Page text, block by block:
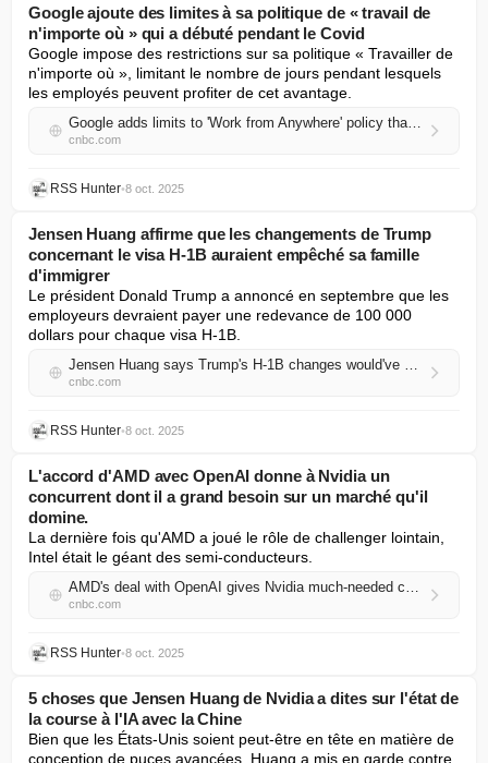
Google ajoute des limites à sa politique de « travail de
n'importe où » qui a débuté pendant le Covid
Google impose des restrictions sur sa politique « Travailler de
n'importe où », limitant le nombre de jours pendant lesquels
les employés peuvent profiter de cet avantage.
Google adds limits to 'Work from Anywhere' policy that began during Covid
cnbc.com
RSS Hunter•8 oct. 2025
Jensen Huang affirme que les changements de Trump
concernant le visa H-1B auraient empêché sa famille
d'immigrer
Le président Donald Trump a annoncé en septembre que les
employeurs devraient payer une redevance de 100 000
dollars pour chaque visa H-1B.
Jensen Huang says Trump's H-1B changes would've prevented his family from immigrating
cnbc.com
RSS Hunter•8 oct. 2025
L'accord d'AMD avec OpenAI donne à Nvidia un
concurrent dont il a grand besoin sur un marché qu'il
domine.
La dernière fois qu'AMD a joué le rôle de challenger lointain,
Intel était le géant des semi-conducteurs.
AMD's deal with OpenAI gives Nvidia much-needed challenger in market it dominates
cnbc.com
RSS Hunter•8 oct. 2025
5 choses que Jensen Huang de Nvidia a dites sur l'état de
la course à l'IA avec la Chine
Bien que les États-Unis soient peut-être en tête en matière de
conception de puces avancées, Huang a mis en garde contre